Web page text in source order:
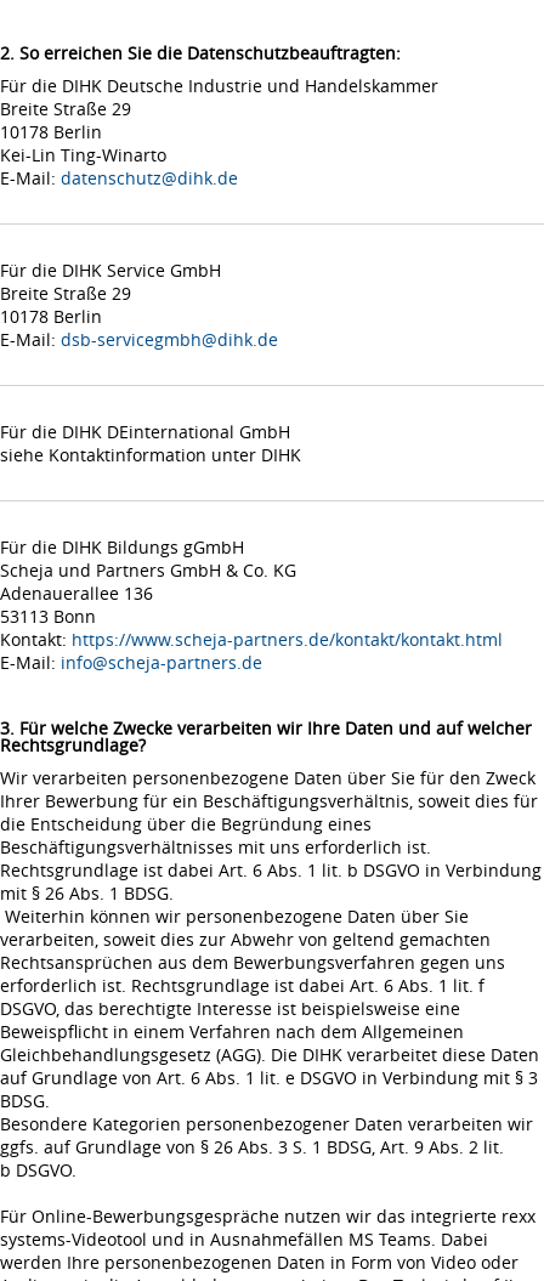
2. So erreichen Sie die Datenschutzbeauftragten:
Für die DIHK Deutsche Industrie und Handelskammer
Breite Straße 29
10178 Berlin
Kei-Lin Ting-Winarto
E-Mail: datenschutz@dihk.de
Für die DIHK Service GmbH
Breite Straße 29
10178 Berlin
E-Mail: dsb-servicegmbh@dihk.de
Für die DIHK DEinternational GmbH
siehe Kontaktinformation unter DIHK
Für die DIHK Bildungs gGmbH
Scheja und Partners GmbH & Co. KG
Adenauerallee 136
53113 Bonn
Kontakt: https://www.scheja-partners.de/kontakt/kontakt.html
E-Mail: info@scheja-partners.de
3. Für welche Zwecke verarbeiten wir Ihre Daten und auf welcher
Rechtsgrundlage?
Wir verarbeiten personenbezogene Daten über Sie für den Zweck
Ihrer Bewerbung für ein Beschäftigungsverhältnis, soweit dies für
die Entscheidung über die Begründung eines
Beschäftigungsverhältnisses mit uns erforderlich ist.
Rechtsgrundlage ist dabei Art. 6 Abs. 1 lit. b DSGVO in Verbindung
mit § 26 Abs. 1 BDSG.
Weiterhin können wir personenbezogene Daten über Sie
verarbeiten, soweit dies zur Abwehr von geltend gemachten
Rechtsansprüchen aus dem Bewerbungsverfahren gegen uns
erforderlich ist. Rechtsgrundlage ist dabei Art. 6 Abs. 1 lit. f
DSGVO, das berechtigte Interesse ist beispielsweise eine
Beweispflicht in einem Verfahren nach dem Allgemeinen
Gleichbehandlungsgesetz (AGG). Die DIHK verarbeitet diese Daten
auf Grundlage von Art. 6 Abs. 1 lit. e DSGVO in Verbindung mit § 3
BDSG.
Besondere Kategorien personenbezogener Daten verarbeiten wir
ggfs. auf Grundlage von § 26 Abs. 3 S. 1 BDSG, Art. 9 Abs. 2 lit.
b DSGVO.
Für Online-Bewerbungsgespräche nutzen wir das integrierte rexx
systems-Videotool und in Ausnahmefällen MS Teams. Dabei
werden Ihre personenbezogenen Daten in Form von Video oder